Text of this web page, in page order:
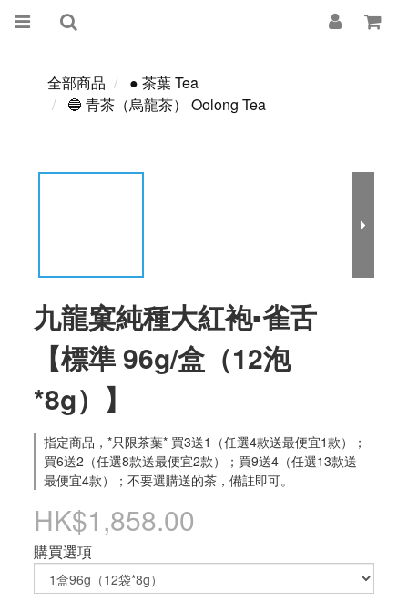
全部商品
● 茶葉 Tea
🔵 青茶（烏龍茶） Oolong Tea
九龍窠純種大紅袍▪雀舌
【標準 96g/盒（12泡
*8g）】
指定商品，*只限茶葉* 買3送1（任選4款送最便宜1款）；
買6送2（任選8款送最便宜2款）；買9送4（任選13款送
最便宜4款）；不要選購送的茶，備註即可。
HK$1,858.00
購買選項